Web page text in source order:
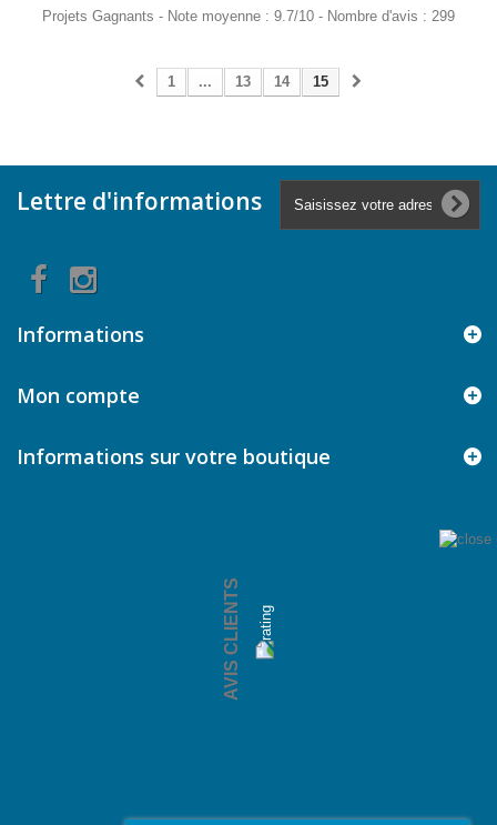
Projets Gagnants - Note moyenne : 9.7/10 - Nombre d'avis : 299
1 ... 13 14 15
Lettre d'informations
Informations
Mon compte
Informations sur votre boutique
AVIS CLIENTS